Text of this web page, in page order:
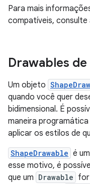
Para mais
compatíveis, consulte
Drawables
Um objeto
quando você quer
bidimensional. É
maneira
aplicar os estilos de
ShapeDrawable é
esse motivo, é
que um Drawable for